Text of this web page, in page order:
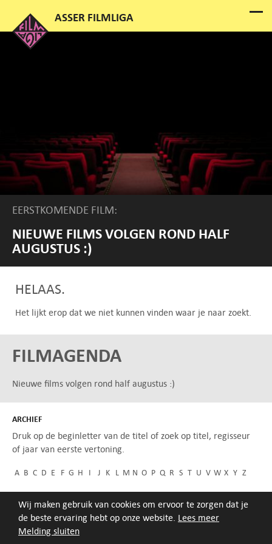
Melding sluiten
Wij maken gebruik van cookies om ervoor te zorgen dat je
de beste ervaring hebt op onze website. Lees meer
EERSTKOMENDE FILM:
NIEUWE FILMS VOLGEN ROND HALF
AUGUSTUS :)
HELAAS.
Het lijkt erop dat we niet kunnen vinden waar je naar zoekt.
FILMAGENDA
Nieuwe films volgen rond half augustus :)
ARCHIEF
Druk op de beginletter van de titel of zoek op titel, regisseur
of jaar van eerste vertoning.
A B C D E F G H I J K L M N O P Q R S T U V W X Y Z